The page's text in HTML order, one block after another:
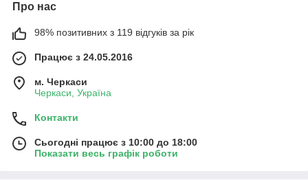
Про нас
98% позитивних з 119 відгуків за рік
Працює з 24.05.2016
м. Черкаси
Черкаси, Україна
Контакти
Сьогодні працює з 10:00 до 18:00
Показати весь графік роботи